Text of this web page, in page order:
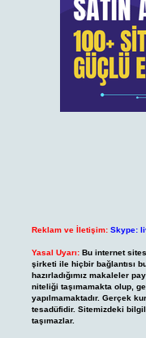
Reklam ve İletişim: Skype:
Yasal Uyarı: Bu internet
şirketi ile hiçbir bağlantısı
hazırladığımız makaleler
niteliği taşımamakta olup,
yapılmamaktadır. Gerçek
tesadüfidir. Sitemizdeki
taşımazlar.